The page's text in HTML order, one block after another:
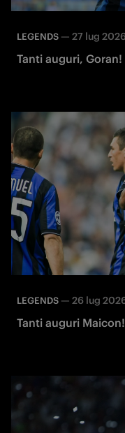
LEGENDS — 27 lug
Tanti auguri, Goran!
LEGENDS — 26 lug
Tanti auguri Maicon!